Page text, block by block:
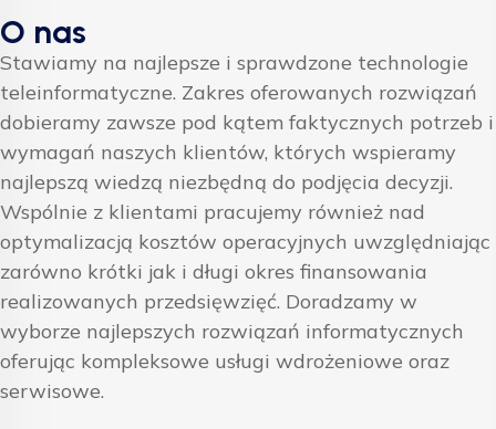
O nas
Stawiamy na najlepsze i sprawdzone technologie
teleinformatyczne. Zakres oferowanych rozwiązań
dobieramy zawsze pod kątem faktycznych potrzeb i
wymagań naszych klientów, których wspieramy
najlepszą wiedzą niezbędną do podjęcia decyzji.
Wspólnie z klientami pracujemy również nad
optymalizacją kosztów operacyjnych uwzględniając
zarówno krótki jak i długi okres finansowania
realizowanych przedsięwzięć. Doradzamy w
wyborze najlepszych rozwiązań informatycznych
oferując kompleksowe usługi wdrożeniowe oraz
serwisowe.